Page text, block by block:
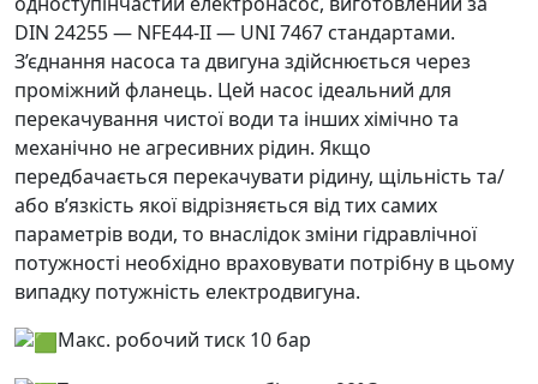
DIN 24255 — NFE44-II — UNI 7467 стандартами.
З’єднання насоса та двигуна здійснюється через
проміжний фланець. Цей насос ідеальний для
перекачування чистої води та інших хімічно та
механічно не агресивних рідин. Якщо
передбачається перекачувати рідину, щільність та/
або в’язкість якої відрізняється від тих самих
параметрів води, то внаслідок зміни гідравлічної
потужності необхідно враховувати потрібну в цьому
випадку потужність електродвигуна.
Макс. робочий тиск 10 бар